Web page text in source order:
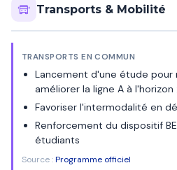
Transports & Mobilité
TRANSPORTS EN COMMUN
Lancement d'une étude
améliorer la ligne A à l'horizon
Favoriser l'intermodalité en
Renforcement du dispositif
étudiants
Source :Programme officiel